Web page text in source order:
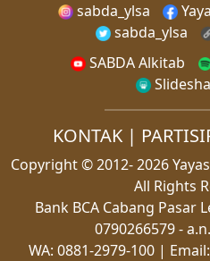
sabda_ylsa
sabda_ylsa
SABDA Alkitab
KONTAK|
Copyright© 2012-2026
All Rights
Bank BCA Cabang Pasar
0790266579 -
WA: 0881-2979-100| Email: